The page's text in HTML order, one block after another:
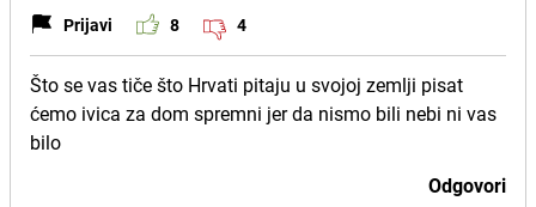
Prijavi 8 4
Što se vas tiče što Hrvati pitaju u svojoj zemlji pisat
ćemo ivica za dom spremni jer da nismo bili nebi ni vas
bilo
Odgovori